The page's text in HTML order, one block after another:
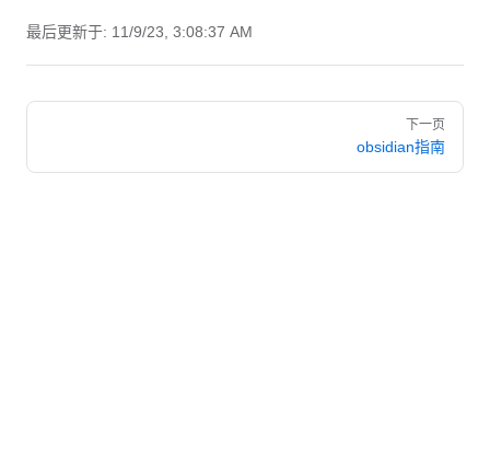
最后更新于: 11/9/23, 3:08:37 AM
Pager
下一页
obsidian指南